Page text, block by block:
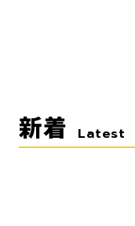
新着 Latest